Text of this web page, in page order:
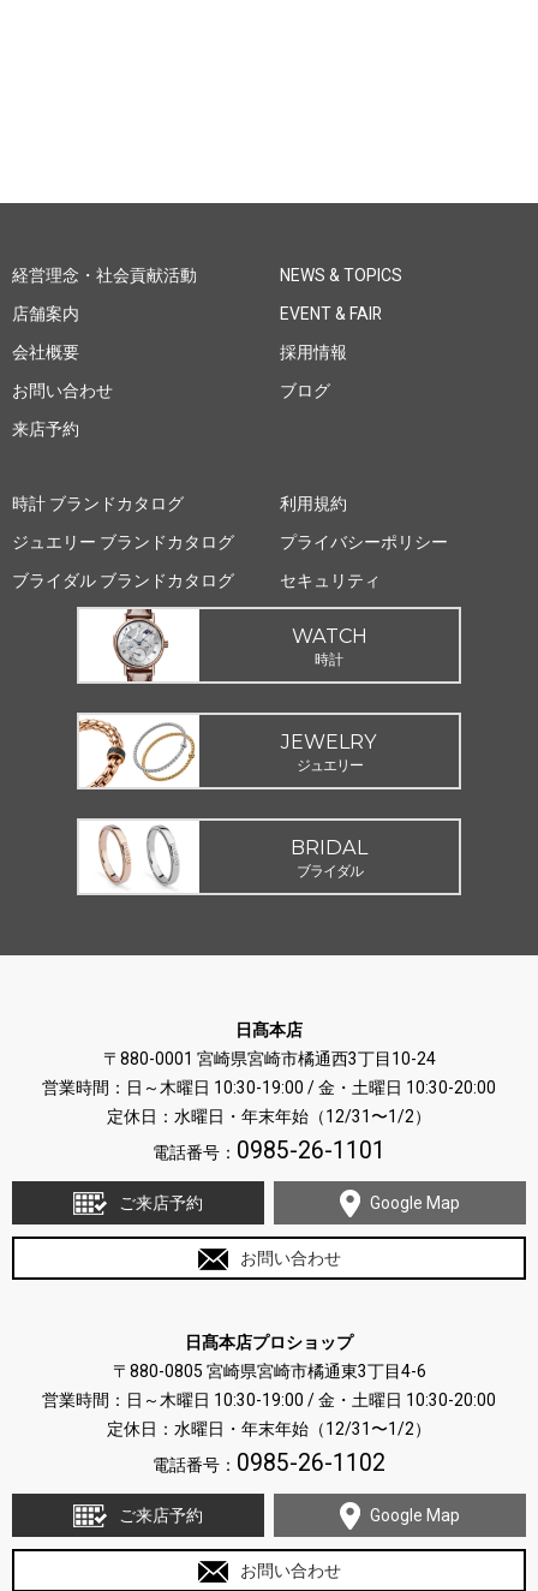
経営理念・社会貢献活動
店舗案内
会社概要
お問い合わせ
来店予約
NEWS & TOPICS
EVENT & FAIR
採用情報
ブログ
時計 ブランドカタログ
ジュエリー ブランドカタログ
ブライダル ブランドカタログ
利用規約
プライバシーポリシー
セキュリティ
WATCH
時計
JEWELRY
ジュエリー
BRIDAL
ブライダル
日髙本店
〒880-0001 宮崎県宮崎市橘通西3丁目10-24
営業時間：日～木曜日 10:30-19:00 / 金・土曜日 10:30-20:00
定休日：水曜日・年末年始（12/31〜1/2）
電話番号： 0985-26-1101
ご来店予約 Google Map
お問い合わせ
日髙本店プロショップ
〒880-0805 宮崎県宮崎市橘通東3丁目4-6
営業時間：日～木曜日 10:30-19:00 / 金・土曜日 10:30-20:00
定休日：水曜日・年末年始（12/31〜1/2）
電話番号： 0985-26-1102
ご来店予約 Google Map
お問い合わせ